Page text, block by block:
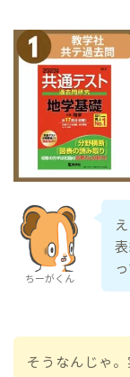
ちーがくん
そうなんじゃ